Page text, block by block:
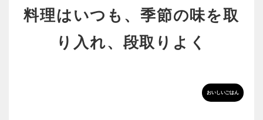
料理はいつも、季節の味を取
り入れ、段取りよく
おいしいごはん